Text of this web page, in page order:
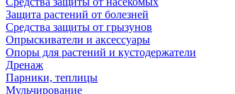
Защита растений от болезней
Средства защиты от грызунов
Опрыскиватели и аксессуары
Опоры для растений и кустодержатели
Дренаж
Парники, теплицы
Мульчирование